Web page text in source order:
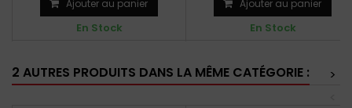
Ajouter au panier
En Stock
Ajouter au panier
En Stock
2 AUTRES PRODUITS DANS LA MÊME CATÉGORIE :
>